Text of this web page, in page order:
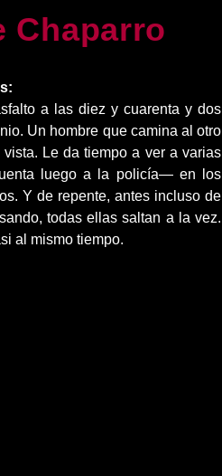
Chaparro
a las diez y cuarenta y dos
Un hombre que camina al otro
Le da tiempo a ver a varias
luego a la policía― en los
Y de repente, antes incluso de
todas ellas saltan a la vez.
al mismo tiempo.